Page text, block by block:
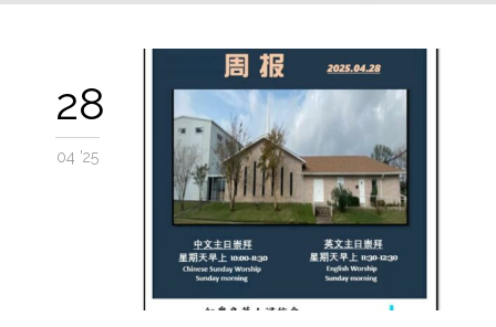
28
04 '25